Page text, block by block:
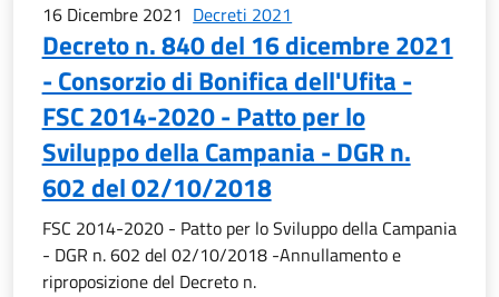
16 Dicembre 2021 Decreti 2021
Decreto n. 840 del 16 dicembre 2021
- Consorzio di Bonifica dell'Ufita -
FSC 2014-2020 - Patto per lo
Sviluppo della Campania - DGR n.
602 del 02/10/2018
FSC 2014-2020 - Patto per lo Sviluppo della Campania
- DGR n. 602 del 02/10/2018 -Annullamento e
riproposizione del Decreto n.